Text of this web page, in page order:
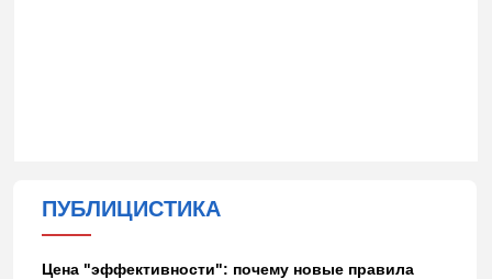
ПУБЛИЦИСТИКА
Цена "эффективности": почему новые правила